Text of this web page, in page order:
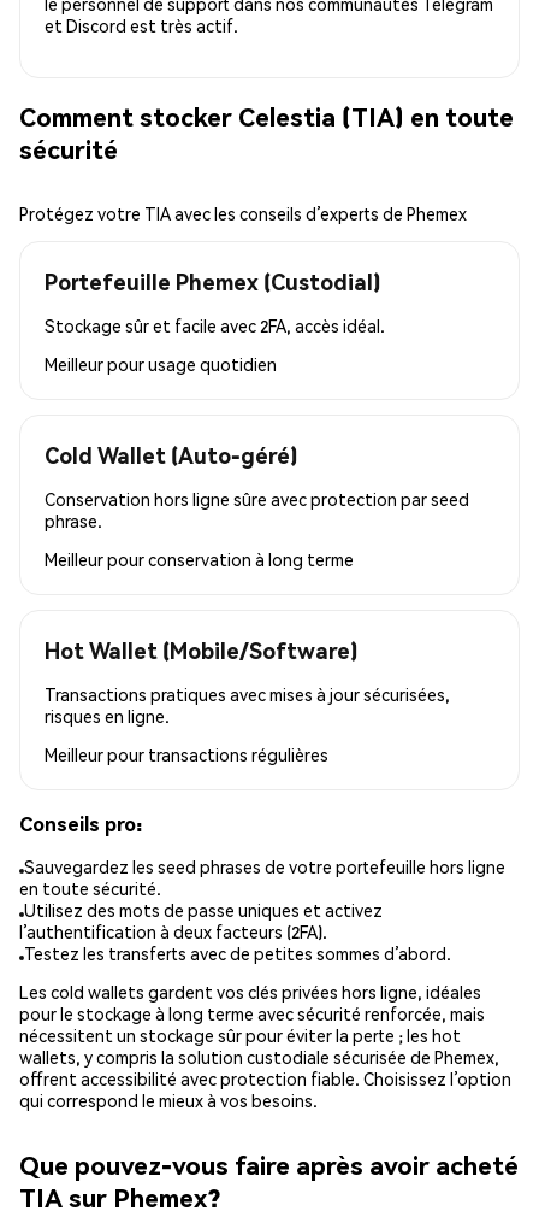
et Discord est très actif.
Comment stocker Celestia (TIA) en toute
sécurité
Protégez votre TIA avec les conseils d’experts de Phemex
Portefeuille Phemex (Custodial)
Stockage sûr et facile avec 2FA, accès idéal.
Meilleur pourusage quotidien
Cold Wallet (Auto-géré)
Conservation hors ligne sûre avec protection par seed
phrase.
Meilleur pourconservation à long terme
Hot Wallet (Mobile/Software)
Transactions pratiques avec mises à jour sécurisées,
risques en ligne.
Meilleur pour transactions régulières
Conseils pro:
Sauvegardez les seed phrases de votre portefeuille hors ligne
en toute sécurité.
Utilisez des mots de passe uniques et activez
l’authentification à deux facteurs (2FA).
Testez les transferts avec de petites sommes d’abord.
Les cold wallets gardent vos clés privées hors ligne, idéales
pour le stockage à long terme avec sécurité renforcée, mais
nécessitent un stockage sûr pour éviter la perte ; les hot
wallets, y compris la solution custodiale sécurisée de Phemex,
offrent accessibilité avec protection fiable. Choisissez l’option
qui correspond le mieux à vos besoins.
Que pouvez-vous faire après avoir acheté
TIA sur Phemex?